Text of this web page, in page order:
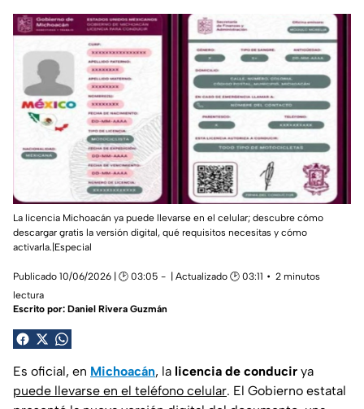
La licencia Michoacán ya puede llevarse en el celular; descubre cómo
descargar gratis la versión digital, qué requisitos necesitas y cómo
activarla.|Especial
Publicado 10/06/2026 | 🕑 03:05 | Actualizado 🕑 03:11
2 minutos
lectura
Escrito por: Daniel Rivera Guzmán
Es oficial, en Michoacán, la licencia de conducir ya
puede llevarse en el teléfono celular. El Gobierno estatal